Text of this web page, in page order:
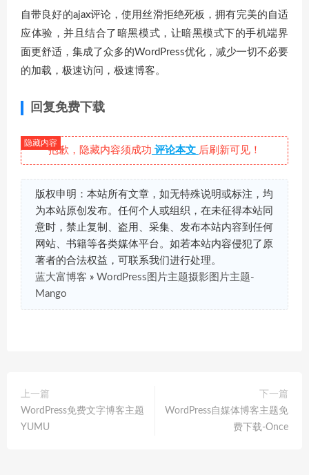
自带良好的ajax评论，使用丝滑拒绝死板，拥有完美的自适
应体验，并且结合了暗黑模式，让暗黑模式下的手机端界
面更舒适，集成了众多的WordPress优化，减少一切不必要
的加载，极速访问，极速博客。
回复免费下载
抱歉，隐藏内容须成功 评论本文 后刷新可见！
版权申明：本站所有文章，如无特殊说明或标注，均
为本站原创发布。任何个人或组织，在未征得本站同
意时，禁止复制、盗用、采集、发布本站内容到任何
网站、书籍等各类媒体平台。如若本站内容侵犯了原
著者的合法权益，可联系我们进行处理。
蓝大富博客 » WordPress图片主题摄影图片主题-
Mango
上一篇
WordPress免费文字博客主题
YUMU
下一篇
WordPress自媒体博客主题免
费下载-Once